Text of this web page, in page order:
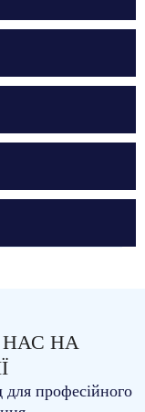
НА
професійного